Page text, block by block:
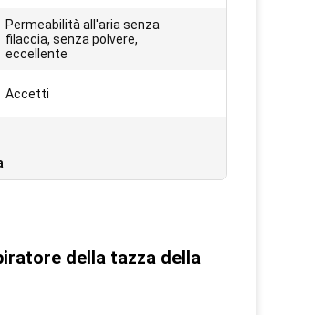
Permeabilità all'aria senza
filaccia, senza polvere,
eccellente
Accetti
della tazza della